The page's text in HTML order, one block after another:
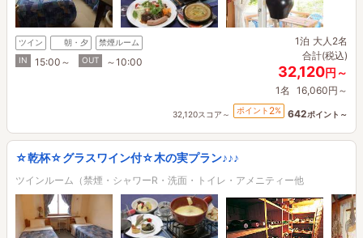
ツイン 朝・夕
禁煙ルーム
IN
15:00～ OUT ～10:00
1泊 大人2名
合計(税込)
32,120円～
1名 16,060円～
32,120スコア～ ポイント 2% 642ポイント～
☆乾杯☆グラスワイン付☆木の実プラン♪♪♪
ツインルーム（禁煙・シャワーR・洗面・トイレ・アメニティー他